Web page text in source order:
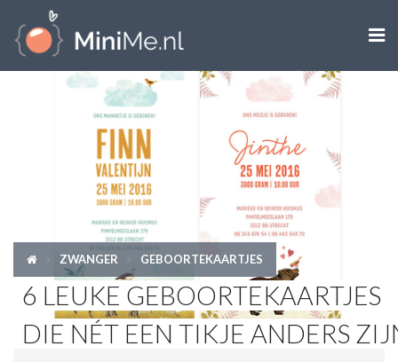

ZWANGER WORDEN
KIND
LIFESTYLE
ZWANGER GEBOORTEKAARTJES
6 LEUKE GEBOORTEKAARTJES
DIE NÉT EEN TIKJE ANDERS